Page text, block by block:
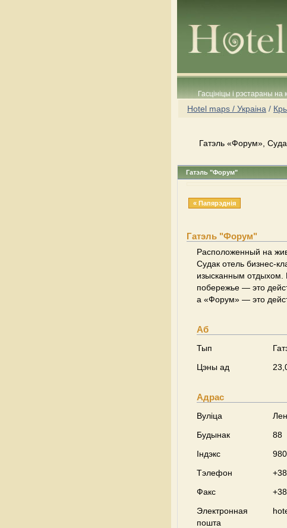
Гасцініцы і рэстараны на
Hotel maps / Украіна /
Гатэль «Форум»,
Гатэль "Форум"
« Папярэднія
Гатэль "Форум"
Расположенный на
Судак отель бизнес-
изысканным отдыхом.
побережье — это
а «Форум» — это
Аб
Тып
Цэны ад
Адрас
Вуліца
Будынак
88
Індэкс
Тэлефон
Факс
Электронная
пошта